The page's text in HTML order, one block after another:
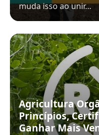
muda isso ao unir…
Agricultura
Princípios,
Ganhar Mais